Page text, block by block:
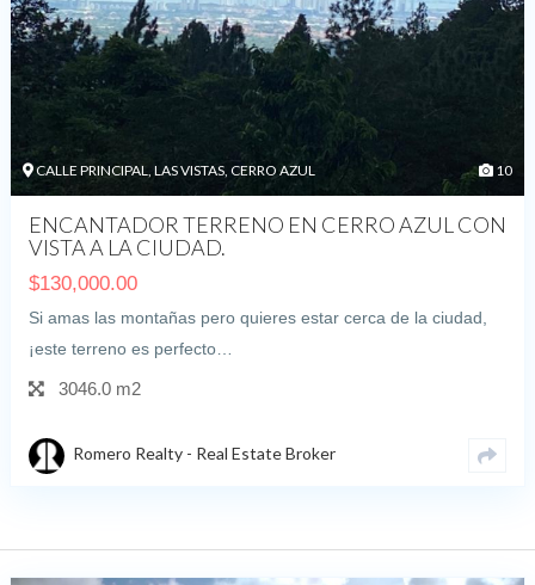
CALLE PRINCIPAL, LAS VISTAS, CERRO AZUL 10
ENCANTADOR TERRENO EN CERRO AZUL CON
VISTA A LA CIUDAD.
$130,000.00
Si amas las montañas pero quieres estar cerca de la ciudad,
¡este terreno es perfecto…
3046.0 m2
Romero Realty - Real Estate Broker